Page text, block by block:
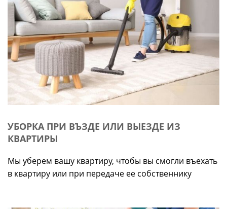
УБОРКА ПРИ ВЪЗДЕ ИЛИ ВЫЕЗДЕ ИЗ
КВАРТИРЫ
Мы уберем вашу квартиру, чтобы вы смогли въехать
в квартиру или при передаче ее собственнику